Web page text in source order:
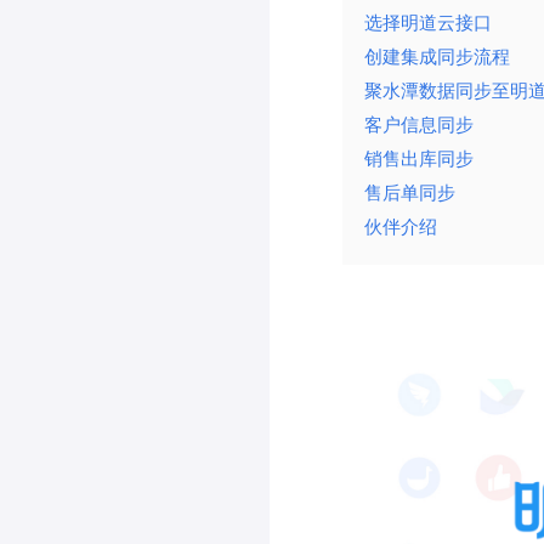
选择明道云接口
创建集成同步流程
聚水潭数据同步至明
客户信息同步
销售出库同步
售后单同步
伙伴介绍